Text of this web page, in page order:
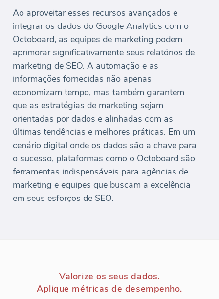
Ao aproveitar esses recursos avançados e
integrar os dados do Google Analytics com o
Octoboard, as equipes de marketing podem
aprimorar significativamente seus relatórios de
marketing de SEO. A automação e as
informações fornecidas não apenas
economizam tempo, mas também garantem
que as estratégias de marketing sejam
orientadas por dados e alinhadas com as
últimas tendências e melhores práticas. Em um
cenário digital onde os dados são a chave para
o sucesso, plataformas como o Octoboard são
ferramentas indispensáveis para agências de
marketing e equipes que buscam a excelência
em seus esforços de SEO.
Valorize os seus dados.
Aplique métricas de desempenho.